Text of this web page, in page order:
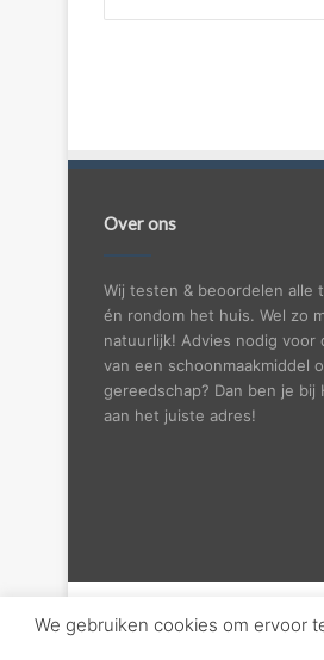
Over ons
Wij testen & beoordelen alle
én rondom het huis. Wel zo
natuurlijk! Advies nodig voor
van een schoonmaakmiddel
gereedschap? Dan ben je bij
aan het juiste adres!
We gebruiken cookies om ervoor